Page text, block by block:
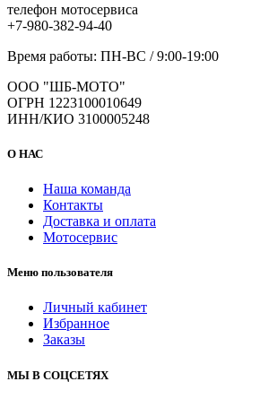
телефон мотосервиса
+7-980-382-94-40
Время работы: ПН-ВС / 9:00-19:00
ООО "ШБ-МОТО"
ОГРН 1223100010649
ИНН/КИО 3100005248
О НАС
Наша команда
Контакты
Доставка и оплата
Мотосервис
Меню пользователя
Личный кабинет
Избранное
Заказы
МЫ В СОЦСЕТЯХ